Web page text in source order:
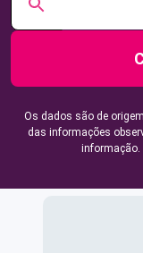
Os dados são de
das informações
informação.